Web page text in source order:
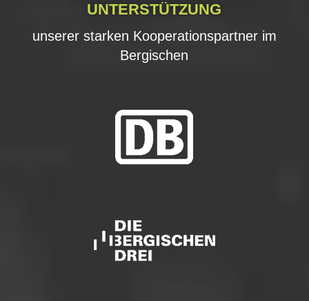
UNTERSTÜTZUNG
unserer starken Kooperationspartner im
Bergischen